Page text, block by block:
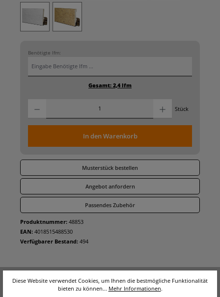
Weiß Zitronengelb
Benötigte lfm:
Gesamt: 2,4lfm
Stück
In den Warenkorb
Musterstück bestellen
Angebot anfordern
Passendes Zubehör
Produktnummer: 48853
EAN: 4018515488530
Verfügbarer Bestand: 494
Diese Website verwendet Cookies, um Ihnen die bestmögliche Funktionalität
bieten zu können... Mehr Informationen.